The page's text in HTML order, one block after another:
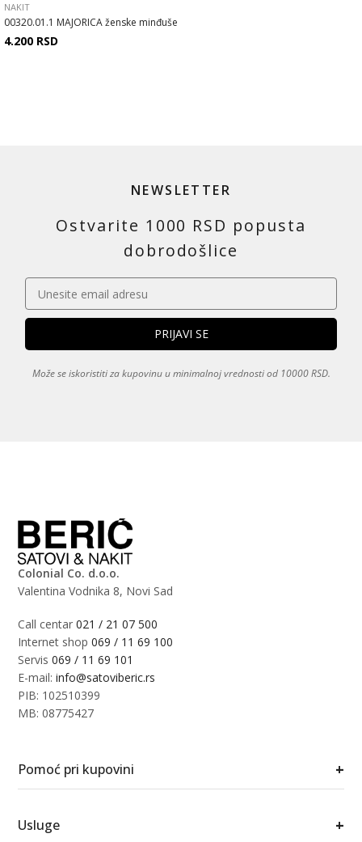
NAKIT
00320.01.1 MAJORICA ženske minđuše
4.200 RSD
NEWSLETTER
Ostvarite 1000 RSD popusta
dobrodošlice
Može se iskoristiti za kupovinu u minimalnoj vrednosti od 10000 RSD.
Colonial Co. d.o.o.
Valentina Vodnika 8, Novi Sad
Call centar021 / 21 07 500
Internet shop069 / 11 69 100
Servis069 / 11 69 101
E-mail:info@satoviberic.rs
PIB: 102510399
MB: 08775427
Pomoć pri kupovini +
Usluge +